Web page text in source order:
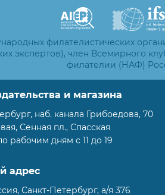
филателистических
экспертов), член Всемирного
филателии (НАФ)
и магазина
наб. канала Грибоедова, 70
Сенная пл., Спасская
рабочим дням с 11 до 19
адрес
Санкт-Петербург, а/я 376